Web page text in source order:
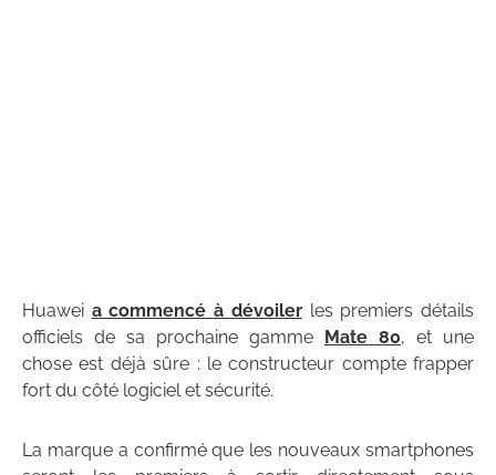
Huawei a commencé à dévoilerles premiers détails
officiels de sa prochaine gamme Mate 80, et une
chose est déjà sûre : le constructeur compte frapper
fort du côté logiciel et sécurité.
La marque a confirmé que les nouveaux smartphones